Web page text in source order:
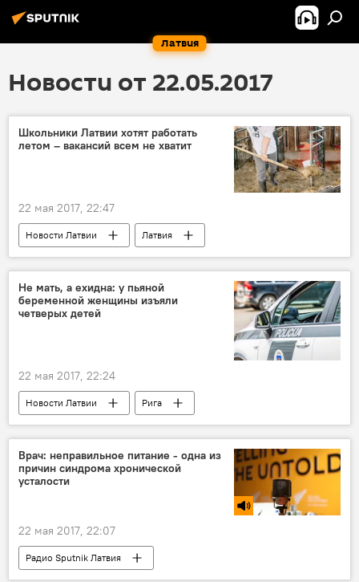
Латвия
Новости от 22.05.2017
Школьники Латвии хотят работать
летом – вакансий всем не хватит
22 мая 2017, 22:47
Новости Латвии
Латвия
школьники
работа
оплата труда
работодатели
руководитель работ
Государственное агентство занятости (ГАЗ)
Не мать, а ехидна: у пьяной
беременной женщины изъяли
четверых детей
22 мая 2017, 22:24
Новости Латвии
Рига
Нерадивые родители
Врач: неправильное питание - одна из
причин синдрома хронической
усталости
22 мая 2017, 22:07
Радио Sputnik Латвия